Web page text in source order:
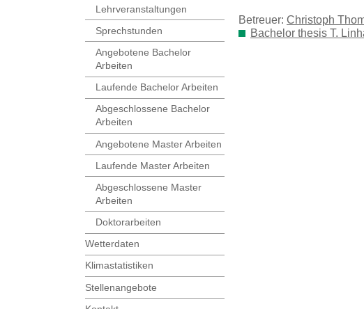
Lehrveranstaltungen
Sprechstunden
Angebotene Bachelor
Arbeiten
Laufende Bachelor Arbeiten
Abgeschlossene Bachelor
Arbeiten
Angebotene Master Arbeiten
Laufende Master Arbeiten
Abgeschlossene Master
Arbeiten
Doktorarbeiten
Wetterdaten
Klimastatistiken
Stellenangebote
Betreuer: Christoph
Bachelor thesis T.